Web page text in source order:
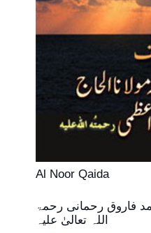
Al Noor Qaida
فاروق رحمانی رحمۃ
اللہ تعالیٰ علیہ